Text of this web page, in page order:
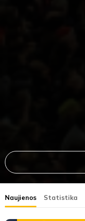
Naujienos Statistika